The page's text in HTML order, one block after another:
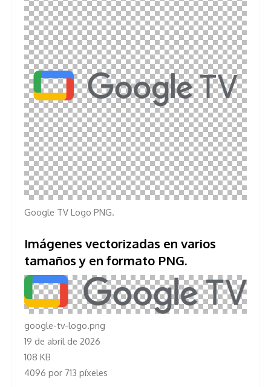
Google TV Logo PNG.
Imágenes vectorizadas en varios
tamaños y en formato PNG.
google-tv-logo.png
19 de abril de 2026
108 KB
4096 por 713 píxeles